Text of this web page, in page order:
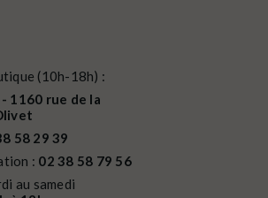
(10h-18h) :
1160 rue de la
58 29 39
: 02 38 58 79 56
au samedi